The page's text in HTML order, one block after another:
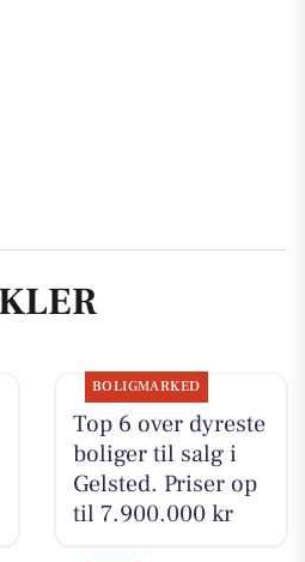
BOLIGMARKED
Top 6 over dyreste
boliger til salg i
Gelsted. Priser op
til 7.900.000 kr